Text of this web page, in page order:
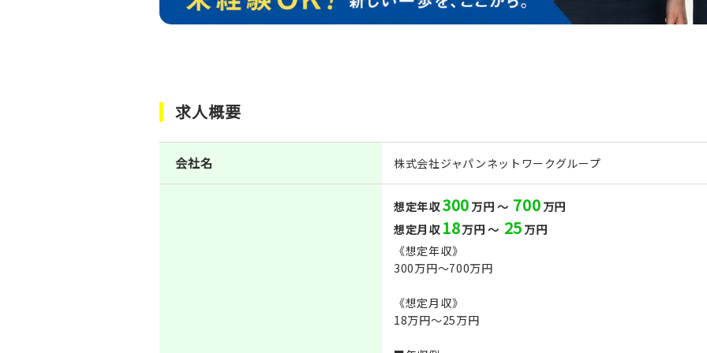
求人概要
会社名 株式会社ジャパンネットワークグループ
想定年収300 万円 ～ 700 万円
想定月収 18万円 ～ 25 万円
《想定年収》
300万円～700万円
《想定月収》
18万円～25万円